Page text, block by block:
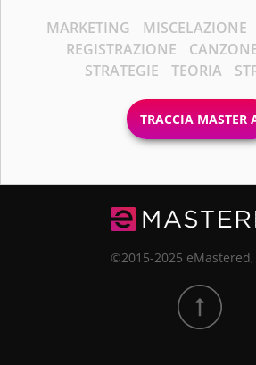
MARKETING MISCELAZIONE
REGISTRAZIONE
STRATEGIE
TEORIA
TRACCIA MASTER
©2015-2025 eMastered,